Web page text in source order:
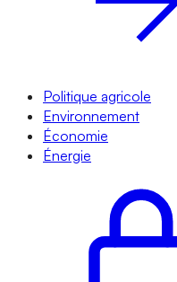
Politique agricole
Environnement
Économie
Énergie